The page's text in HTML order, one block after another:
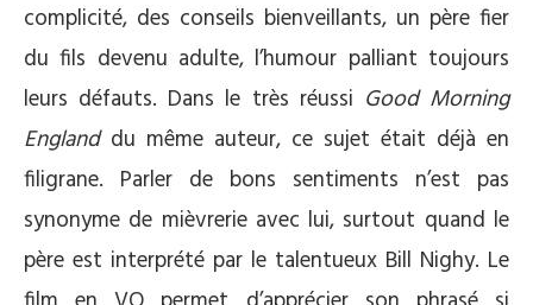
complicité, des conseils bienveillants, un père fier
du fils devenu adulte, l’humour palliant toujours
leurs défauts. Dans le très réussi Good Morning
Englanddu même auteur, ce sujet était déjà en
filigrane. Parler de bons sentiments n’est pas
synonyme de mièvrerie avec lui, surtout quand le
père est interprété par le talentueux Bill Nighy. Le